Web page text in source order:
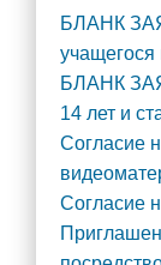
ситуациях
Безопасный
БЛАНК
учащегося
БЛАНК
14 лет и
Согласие
Согласие